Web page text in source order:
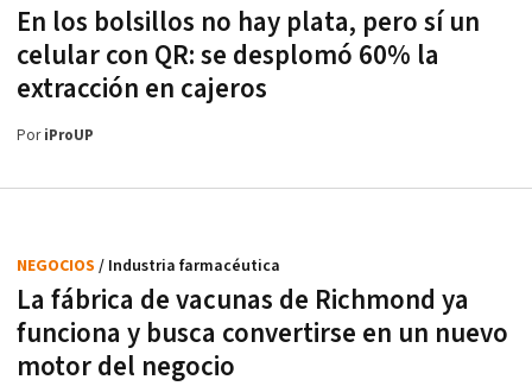
En los bolsillos no hay plata, pero sí un
celular con QR: se desplomó 60% la
extracción en cajeros
PoriProUP
La fábrica de vacunas de Richmond ya
funciona y busca convertirse en un nuevo
motor del negocio
NEGOCIOS / Industria farmacéutica